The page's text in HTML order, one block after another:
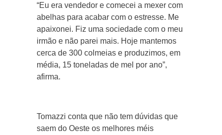
“Eu era vendedor e comecei a mexer com
abelhas para acabar com o estresse. Me
apaixonei. Fiz uma sociedade com o meu
irmão e não parei mais. Hoje mantemos
cerca de 300 colmeias e produzimos, em
média, 15 toneladas de mel por ano”,
afirma.
Tomazzi conta que não tem dúvidas que
saem do Oeste os melhores méis